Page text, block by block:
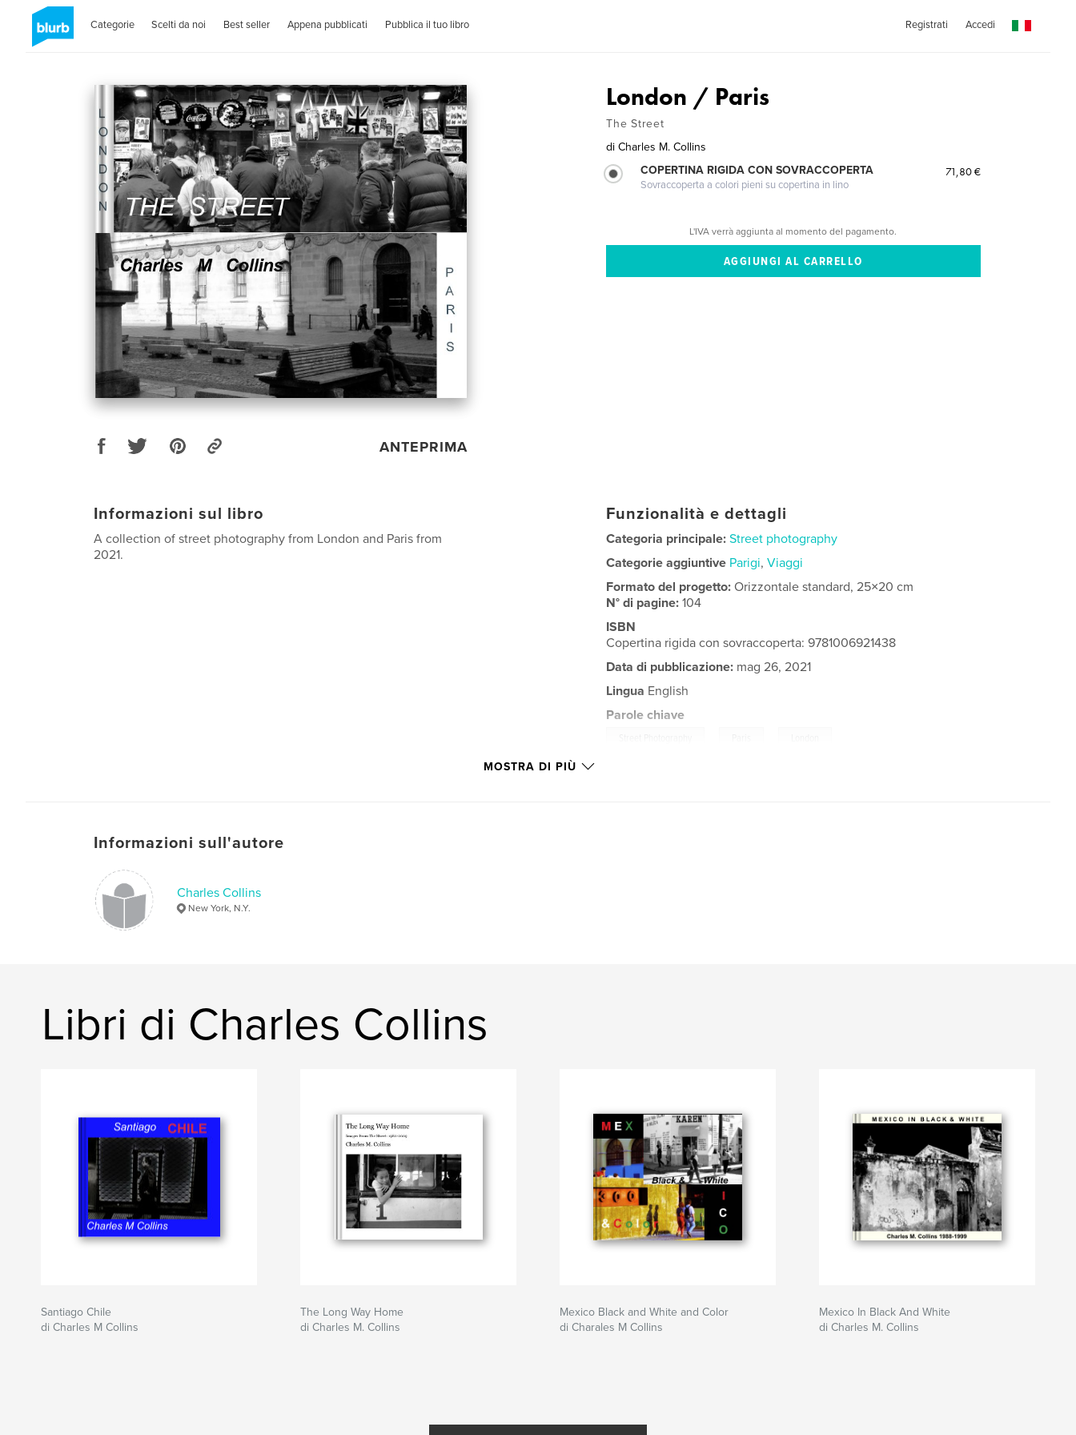
Categorie Scelti da noi Best seller Appena pubblicati Pubblica il tuo libro Registrati Accedi
ANTEPRIMA
London / Paris
The Street
di Charles M. Collins
COPERTINA RIGIDA CON SOVRACCOPERTA
Sovraccoperta a colori pieni su copertina in lino
71,80 €
L'IVA verrà aggiunta al momento del pagamento.
Informazioni sul libro
A collection of street photography from London and Paris from
2021.
Funzionalità e dettagli
Categoria principale: Street photography
Categorie aggiuntive Parigi,Viaggi
Formato del progetto:Orizzontale standard, 25×20 cm
N° di pagine:104
ISBN
Copertina rigida con sovraccoperta: 9781006921438
Data di pubblicazione: mag 26, 2021
Lingua English
Parole chiave
MOSTRA DI PIÙ
Informazioni sull'autore
Charles Collins
New York, N.Y.
Libri di Charles Collins
Santiago Chile
di Charles M Collins
The Long Way Home
di Charles M. Collins
Mexico Black and White and Color
di Charales M Collins
Mexico In Black And White
di Charles M. Collins